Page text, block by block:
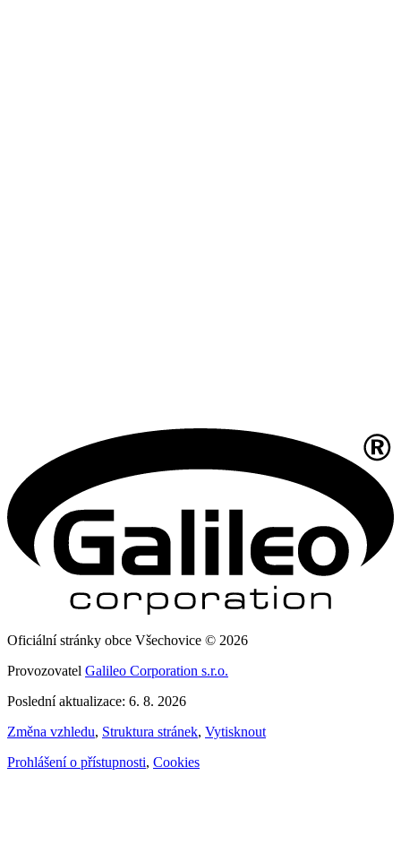
Oficiální stránky obce Všechovice © 2026
Provozovatel Galileo Corporation s.r.o.
Poslední aktualizace: 6. 8. 2026
Změna vzhledu, Struktura stránek, Vytisknout
Prohlášení o přístupnosti, Cookies